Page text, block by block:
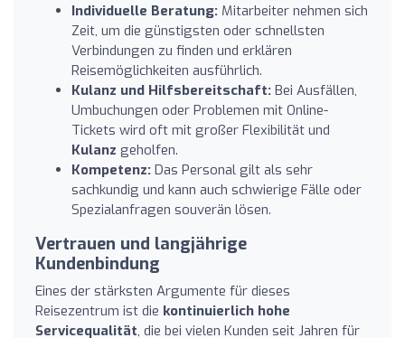
Individuelle Beratung: Mitarbeiter nehmen sich
Zeit, um die günstigsten oder schnellsten
Verbindungen zu finden und erklären
Reisemöglichkeiten ausführlich.
Kulanz und Hilfsbereitschaft: Bei Ausfällen,
Umbuchungen oder Problemen mit Online-
Tickets wird oft mit großer Flexibilität und
Kulanz geholfen.
Kompetenz: Das Personal gilt als sehr
sachkundig und kann auch schwierige Fälle oder
Spezialanfragen souverän lösen.
Vertrauen und langjährige
Kundenbindung
Eines der stärksten Argumente für dieses
Reisezentrum ist die kontinuierlich hohe
Servicequalität, die bei vielen Kunden seit Jahren für